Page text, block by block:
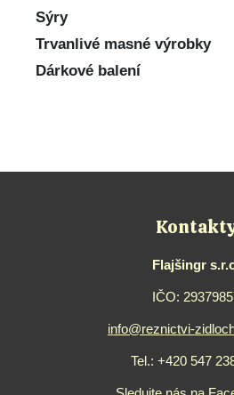
Sýry
Trvanlivé masné výrobky
Dárkové balení
Flajšingr
IČO:
info@reznictvi-
Tel.: +420 547